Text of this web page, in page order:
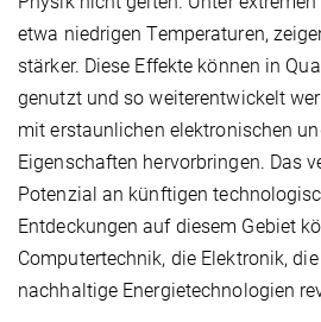
etwa niedrigen Temperaturen,
stärker. Diese Effekte können in
genutzt und so weiterentwickelt
mit erstaunlichen elektronischen
Eigenschaften hervorbringen. Das
Potenzial an künftigen
Entdeckungen auf diesem Gebiet
Computertechnik, die Elektronik,
nachhaltige Energietechnologien